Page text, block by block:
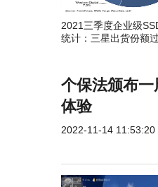
2021三季度企业级
统计：三星出货份额
个保法颁布
体验
2022-11-14 11:53:20